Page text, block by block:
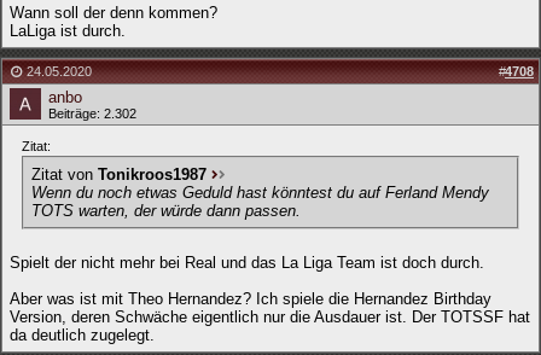
Wann soll der denn kommen?
LaLiga ist durch.
24.05.2020 #4708
anbo
Beiträge: 2.302
Zitat:
Zitat von Tonikroos1987
Wenn du noch etwas Geduld hast könntest du auf Ferland Mendy
TOTS warten, der würde dann passen.
Spielt der nicht mehr bei Real und das La Liga Team ist doch durch.
Aber was ist mit Theo Hernandez? Ich spiele die Hernandez Birthday
Version, deren Schwäche eigentlich nur die Ausdauer ist. Der TOTSSF hat
da deutlich zugelegt.